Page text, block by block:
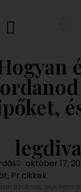
október 17,
, Pr cikkek
azoknak, akik nem